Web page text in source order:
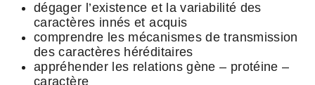
dégager l’existence et la variabilité des
caractères innés et acquis
comprendre les mécanismes de transmission
des caractères héréditaires
appréhender les relations gène – protéine –
caractère